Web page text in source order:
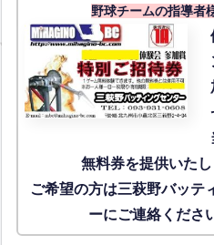
野球チームの指導者
無料券を提供いた
ご希望の方は三萩野バッテ
ーにご連絡くださ